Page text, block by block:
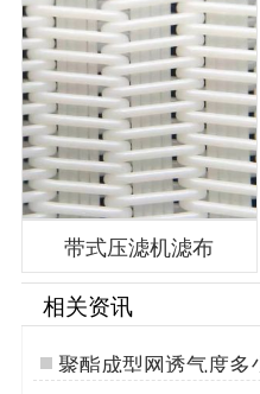
带式压滤机滤布
相关资讯
聚酯成型网透气度多
制{丹娜鸶过滤}…